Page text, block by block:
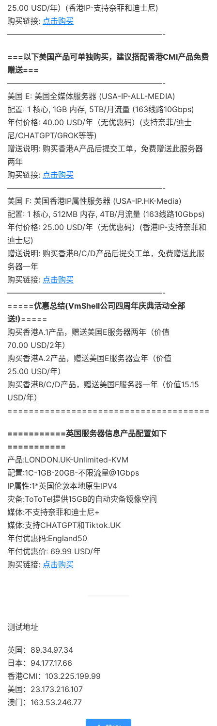
25.00 USD/年）(香港IP-支持奈菲和迪士尼)
购买链接: 点击购买
————————————————————-
===以下美国产品可单独购买，建议搭配香港CMI产品免费
赠送===
————————————————————-
美国 E: 美国全媒体服务器 (USA-IP-ALL-MEDIA)
配置: 1 核心, 1GB 内存, 5TB/月流量 (163线路10Gbps)
年付价格: 40.00 USD/年（无优惠码）(支持奈菲/迪士
尼/CHATGPT/GROK等等)
赠送说明: 购买香港A产品后提交工单，免费赠送此服务器
两年
购买链接: 点击购买
————————————————————-
美国 F: 美国香港IP属性服务器 (USA-IP.HK-Media)
配置: 1 核心, 512MB 内存, 4TB/月流量 (163线路10Gbps)
年付价格: 25.00 USD/年（无优惠码）(香港IP-支持奈菲和
迪士尼)
赠送说明: 购买香港B/C/D产品后提交工单，免费赠送此服
务器一年
购买链接: 点击购买
————————————————————-
=====优惠总结(VmShell公司四周年庆典活动全部
送!)=====
购买香港A.1产品，赠送美国E服务器两年（价值
70.00 USD/2年）
购买香港A.2产品，赠送美国E服务器壹年（价值
25.00 USD/年）
购买香港B/C/D产品，赠送美国F服务器一年（价值15.15
USD/年）
======================================
===========英国服务器信息产品配置如下
===========
产品:LONDON.UK-Unlimited-KVM
配置:1C-1GB-20GB-不限流量@1Gbps
IP属性:1*英国伦敦本地原生IPV4
灾备:ToToTel提供15GB的自动灾备镜像空间
媒体:不支持奈菲和迪士尼+
媒体:支持CHATGPT和Tiktok.UK
年付优惠码:England50
年付优惠价: 69.99 USD/年
购买链接: 点击购买
测试地址
英国：89.34.97.34
日本：94.177.17.66
香港CMI：103.225.199.99
美国：23.173.216.107
澳门：163.53.246.77